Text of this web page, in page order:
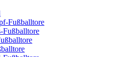
Fußballtore
Fußballtore